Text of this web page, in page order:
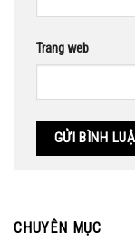
Trang web
CHUYÊN MỤC